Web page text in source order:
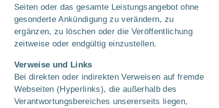
Seiten oder das gesamte Leistungsangebot ohne
gesonderte Ankündigung zu verändern, zu
ergänzen, zu löschen oder die Veröffentlichung
zeitweise oder endgültig einzustellen.
Verweise und Links
Bei direkten oder indirekten Verweisen auf fremde
Webseiten (Hyperlinks), die außerhalb des
Verantwortungsbereiches unsererseits liegen,